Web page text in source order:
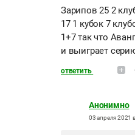
Зарипов 25 2
17 1 кубок 7
1+7 так что
и выиграет
ответить
Анонимно
03 апреля 2021